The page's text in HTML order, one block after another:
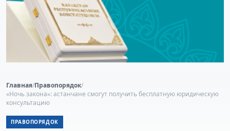
Главная/Правопорядок/
«Ночь закона»: астанчане смогут получить бесплатную юридическую
консультацию
ПРАВОПОРЯДОК